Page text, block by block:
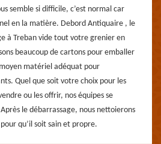
semble si difficile, c’est normal car
en la matière. Debord Antiquaire , le
à Treban vide tout votre grenier en
beaucoup de cartons pour emballer
matériel adéquat pour
Quel que soit votre choix pour les
ou les offrir, nos équipes se
le débarrassage, nous nettoierons
qu’il soit sain et propre.